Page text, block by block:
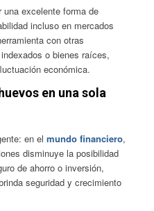
una excelente forma de
incluso en mercados
con otras
o bienes raíces,
económica.
en una sola
en el mundo financiero,
disminuye la posibilidad
de ahorro o inversión,
seguridad y crecimiento